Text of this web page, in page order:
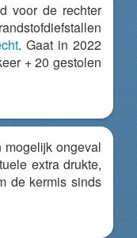
voor de rechter
. Gaat in 2022
+ 20 gestolen
ongeval
extra drukte,
de kermis sinds